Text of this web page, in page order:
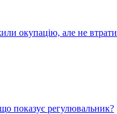
окупацію, але не
показує регулювальник?